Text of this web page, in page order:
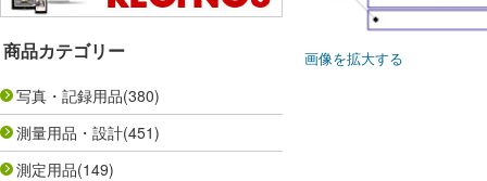
商品カテゴリー
写真・記録用品(380)
測量用品・設計(451)
測定用品(149)
画像を拡大する